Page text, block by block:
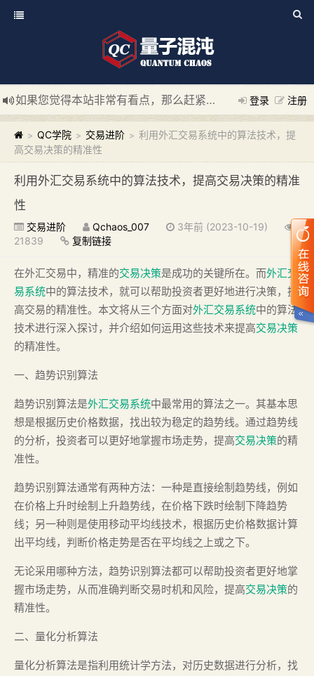
登录 注册
如果您觉得本站非常有看点，那么赶紧使用Ctrl+D 收藏我们吧
新添加量子混沌系统板块，欢迎大家访问！
---“量子混沌系
> QC学院 > 交易进阶 > 利用外汇交易系统中的算法技术，提
高交易决策的精准性
利用外汇交易系统中的算法技术，提高交易决策的精准
性
交易进阶 Qchaos_007
3年前 (2023-10-19)
21839
复制链接
在外汇交易中，精准的交易决策是成功的关键所在。而外汇交
易系统中的算法技术，就可以帮助投资者更好地进行决策，提
高交易的精准性。本文将从三个方面对外汇交易系统中的算法
技术进行深入探讨，并介绍如何运用这些技术来提高交易决策
的精准性。
一、趋势识别算法
趋势识别算法是外汇交易系统中最常用的算法之一。其基本思
想是根据历史价格数据，找出较为稳定的趋势线。通过趋势线
的分析，投资者可以更好地掌握市场走势，提高交易决策的精
准性。
趋势识别算法通常有两种方法：一种是直接绘制趋势线，例如
在价格上升时绘制上升趋势线，在价格下跌时绘制下降趋势
线；另一种则是使用移动平均线技术，根据历史价格数据计算
出平均线，判断价格走势是否在平均线之上或之下。
无论采用哪种方法，趋势识别算法都可以帮助投资者更好地掌
握市场走势，从而准确判断交易时机和风险，提高交易决策的
精准性。
二、量化分析算法
量化分析算法是指利用统计学方法，对历史数据进行分析，找